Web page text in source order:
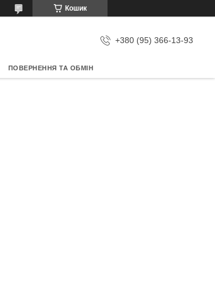
Кошик
+380 (95) 366-13-93
ПОВЕРНЕННЯ ТА ОБМІН